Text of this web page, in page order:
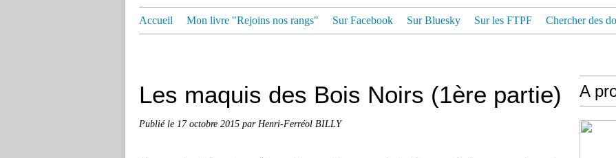
Accueil Mon livre "Rejoins nos rangs" Sur Facebook Sur Bluesky Sur les FTPF Chercher des
Les maquis des Bois Noirs (1ère partie)
Publié le 17 octobre 2015 par Henri-Ferréol BILLY
A